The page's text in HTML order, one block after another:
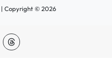
| Copyright © 2026